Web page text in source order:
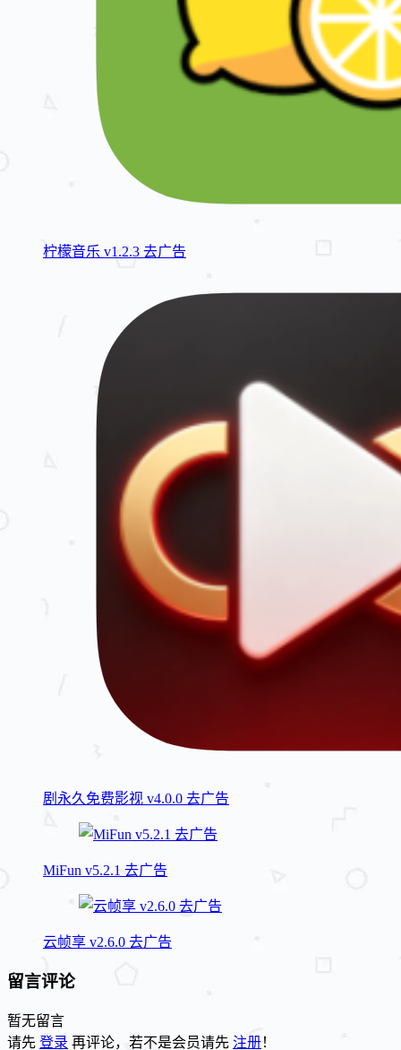
柠檬音乐 v1.2.3 去广告
剧永久免费影视 v4.0.0 去广告
MiFun v5.2.1 去广告
云帧享 v2.6.0 去广告
留言评论
暂无留言
请先 登录 再评论，若不是会员请先 注册！